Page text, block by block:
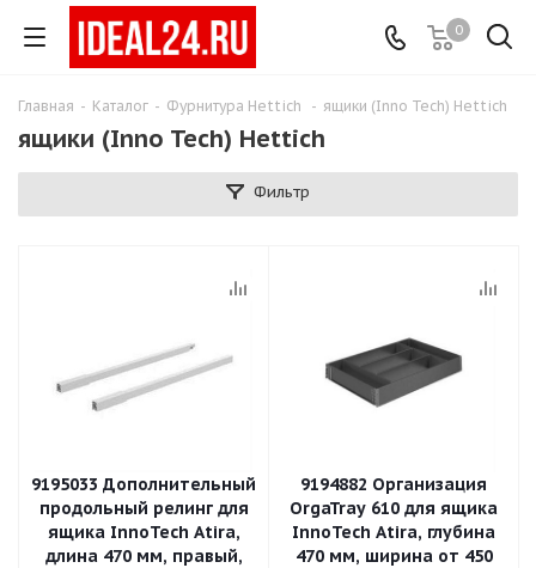
0
Главная - Каталог - Фурнитура Hettich - ящики (Inno Tech) Hettich
ящики (Inno Tech) Hettich
Фильтр
9195033 Дополнительный
продольный релинг для
ящика InnoTech Atira,
длина 470 мм, правый,
9194882 Организация
OrgaTray 610 для ящика
InnoTech Atira, глубина
470 мм, ширина от 450